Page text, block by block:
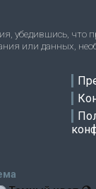
убедившись,
или данных,